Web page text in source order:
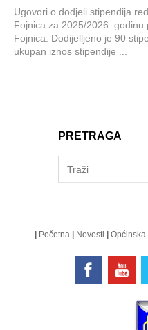
Ugovori o dodjeli stipendija
Fojnica za 2025/2026.
Fojnica. Dodijelljeno je 90
ukupan iznos stipendije ...
PRETRAGA
Početna Novosti Općinska